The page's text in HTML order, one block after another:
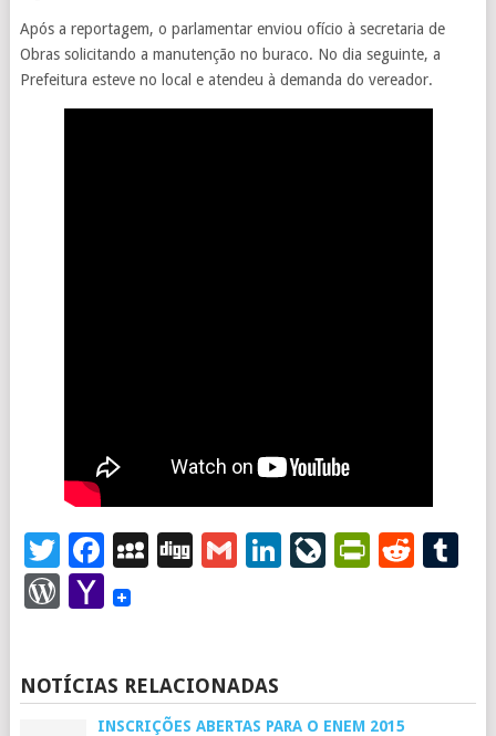
Após a reportagem, o parlamentar enviou ofício à secretaria de
Obras solicitando a manutenção no buraco. No dia seguinte, a
Prefeitura esteve no local e atendeu à demanda do vereador.
Twitter
Facebook
MySpace
DiggGmailLinkedIn
WordPress
Yahoo
NOTÍCIAS RELACIONADAS
INSCRIÇÕES ABERTAS PARA O ENEM 2015